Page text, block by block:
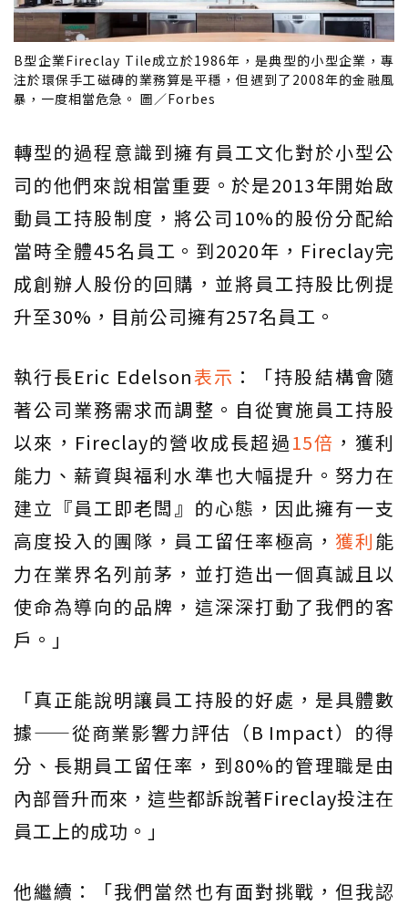
B型企業Fireclay Tile成立於1986年，是典型的小型企業，專
注於環保手工磁磚的業務算是平穩，但遇到了2008年的金融風
暴，一度相當危急。 圖／Forbes
轉型的過程意識到擁有員工文化對於小型公
司的他們來說相當重要。於是2013年開始啟
動員工持股制度，將公司10%的股份分配給
當時全體45名員工。到2020年，Fireclay完
成創辦人股份的回購，並將員工持股比例提
升至30%，目前公司擁有257名員工。
執行長Eric Edelson表示 ：「持股結構會隨
著公司業務需求而調整。自從實施員工持股
以來，Fireclay的營收成長超過15倍 ，獲利
能力、薪資與福利水準也大幅提升。努力在
建立『員工即老闆』的心態，因此擁有一支
高度投入的團隊，員工留任率極高， 獲利能
力在業界名列前茅，並打造出一個真誠且以
使命為導向的品牌，這深深打動了我們的客
戶。」
「真正能說明讓員工持股的好處，是具體數
據——從商業影響力評估（B Impact）的得
分、長期員工留任率，到80%的管理職是由
內部晉升而來，這些都訴說著Fireclay投注在
員工上的成功。」
他繼續：「我們當然也有面對挑戰，但我認